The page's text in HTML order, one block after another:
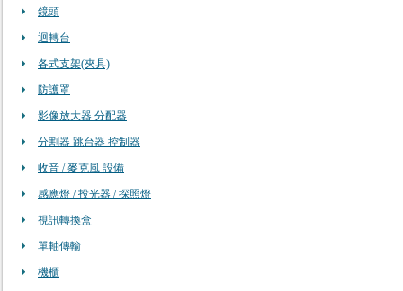
鏡頭
迴轉台
各式支架(夾具)
防護罩
影像放大器 分配器
分割器 跳台器 控制器
收音 / 麥克風 設備
感應燈 / 投光器 / 探照燈
視訊轉換盒
單軸傳輸
機櫃